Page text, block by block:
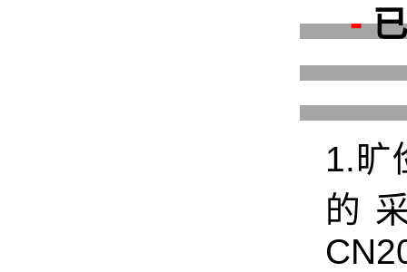
-
1.旷
的